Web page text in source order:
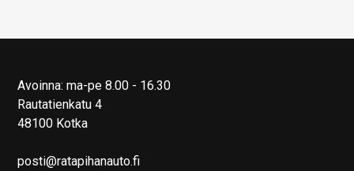
Avoinna: ma-pe 8.00 - 16.30
Rautatienkatu 4
48100 Kotka
posti@ratapihanauto.fi